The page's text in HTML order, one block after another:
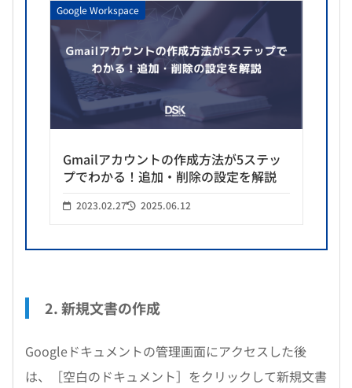
Google Workspace
Gmailアカウントの作成方法が5ステッ
プでわかる！追加・削除の設定を解説
2023.02.27 2025.06.12
2. 新規文書の作成
Googleドキュメントの管理画面にアクセスした後
は、［空白のドキュメント］をクリックして新規文書